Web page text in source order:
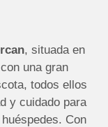
, situada en
una gran
todos ellos
y cuidado para
Con